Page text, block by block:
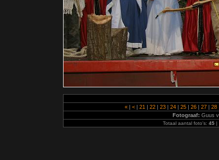
« | < | 21 | 22 | 23 | 24 | 25 | 26 | 27 | 28
Fotograaf: Guus
Totaal aantal foto's: 45 |